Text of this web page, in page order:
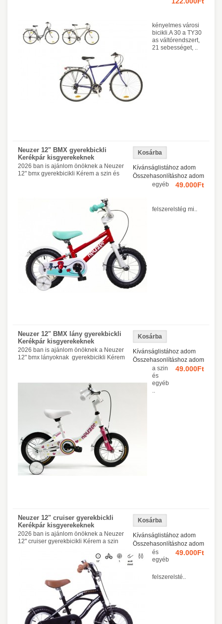
kényelmes városi
bicikli.A 30 a TY30
as váltórendszert,
21 sebességet, ..
Kívánságlistához adom
Összehasonlításhoz adom
49.000Ft
Neuzer 12" BMX gyerekbickli
Kerékpár kisgyerekeknek
2026 ban is ajánlom önöknek a Neuzer
12" bmx gyerekbicikli Kérem a szin és
egyéb
felszerelstég mi..
Kívánságlistához adom
Összehasonlításhoz adom
49.000Ft
Neuzer 12" BMX lány gyerekbickli
Kerékpár kisgyerekeknek
2026 ban is ajánlom önöknek a Neuzer
12" bmx lányoknak gyerekbicikli Kérem
a szin
és
egyéb
..
Kívánságlistához adom
Összehasonlításhoz adom
49.000Ft
Neuzer 12" cruiser gyerekbickli
Kerékpár kisgyerekeknek
2026 ban is ajánlom önöknek a Neuzer
12" cruiser gyerekbicikli Kérem a szin
és
egyéb
felszerelsté..